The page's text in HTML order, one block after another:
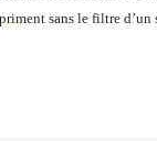
sans le filtre d’un